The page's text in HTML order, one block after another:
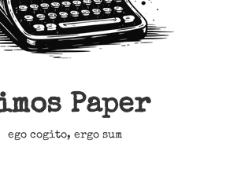
Paper
ego cogito, ergo sum